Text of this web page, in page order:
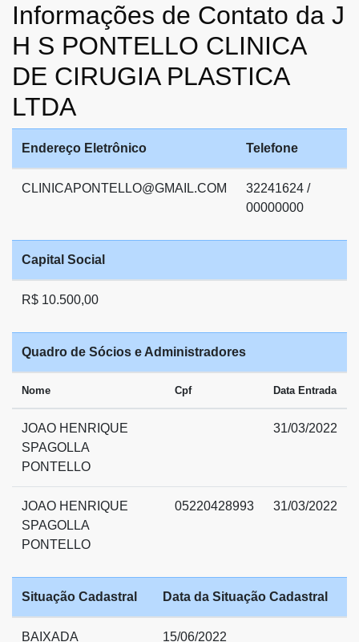
Informações de Contato da J
H S PONTELLO CLINICA
DE CIRUGIA PLASTICA
LTDA
Endereço Eletrônico Telefone
CLINICAPONTELLO@GMAIL.COM
32241624 /
00000000
Capital Social
R$ 10.500,00
Quadro de Sócios e Administradores
Nome Cpf Data Entrada
JOAO HENRIQUE
SPAGOLLA
PONTELLO
31/03/2022
JOAO HENRIQUE
SPAGOLLA
PONTELLO
05220428993 31/03/2022
Situação Cadastral Data da Situação Cadastral
BAIXADA 15/06/2022